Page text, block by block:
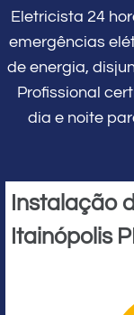
Eletricista 24
emergências
de energia,
Profissional
dia e noite
Instalação
Itainópolis PI